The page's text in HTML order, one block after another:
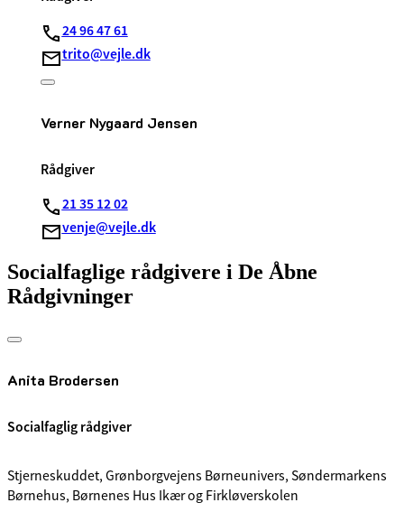
24 96 47 61
trito@vejle.dk
Verner Nygaard Jensen
Rådgiver
21 35 12 02
venje@vejle.dk
Socialfaglige rådgivere i De Åbne
Rådgivninger
Anita Brodersen
Socialfaglig rådgiver
Stjerneskuddet, Grønborgvejens Børneunivers, Søndermarkens
Børnehus, Børnenes Hus Ikær og Firkløverskolen